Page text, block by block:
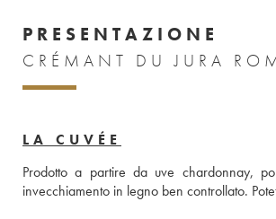
PRESENTAZIONE
CRÉMANT DU JURA
LA CUVÉE
Prodotto a partire da uve chardonnay,
invecchiamento in legno ben controllato.